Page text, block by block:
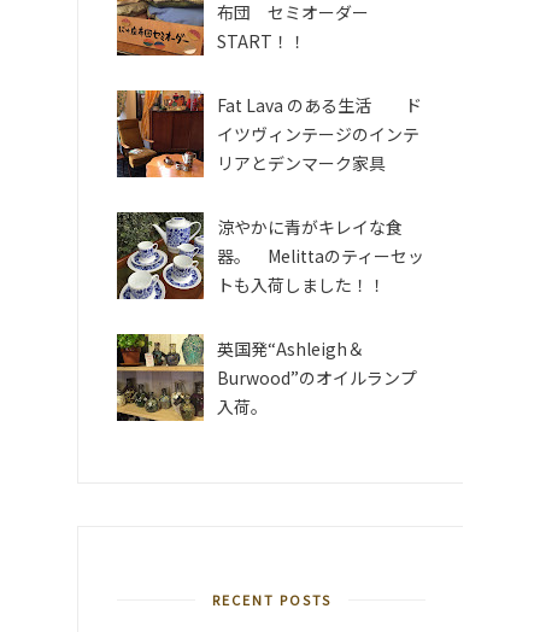
布団 セミオーダー
START！！
Fat Lava のある生活 ド
イツヴィンテージのインテ
リアとデンマーク家具
涼やかに青がキレイな食
器。 Melittaのティーセッ
トも入荷しました！！
英国発“Ashleigh＆
Burwood”のオイルランプ
入荷。
RECENT POSTS